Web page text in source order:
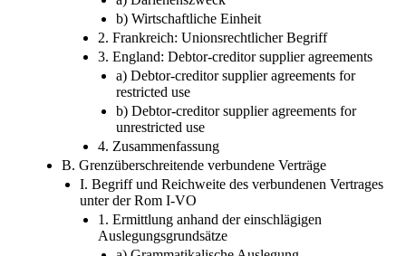
2. Frankreich: Unionsrechtlicher Begriff
3. England: Debtor-creditor supplier agreements
a) Debtor-creditor supplier agreements for
restricted use
b) Debtor-creditor supplier agreements for
unrestricted use
4. Zusammenfassung
B. Grenzüberschreitende verbundene Verträge
I. Begriff und Reichweite des verbundenen Vertrages
unter der Rom I-VO
1. Ermittlung anhand der einschlägigen
Auslegungsgrundsätze
a) Grammatikalische Auslegung